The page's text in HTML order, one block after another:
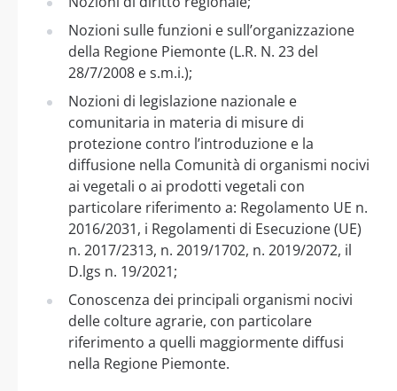
Nozioni sulle funzioni e sull’organizzazione
della Regione Piemonte (L.R. N. 23 del
28/7/2008 e s.m.i.);
Nozioni di legislazione nazionale e
comunitaria in materia di misure di
protezione contro l’introduzione e la
diffusione nella Comunità di organismi nocivi
ai vegetali o ai prodotti vegetali con
particolare riferimento a: Regolamento UE n.
2016/2031, i Regolamenti di Esecuzione (UE)
n. 2017/2313, n. 2019/1702, n. 2019/2072, il
D.lgs n. 19/2021;
Conoscenza dei principali organismi nocivi
delle colture agrarie, con particolare
riferimento a quelli maggiormente diffusi
nella Regione Piemonte.